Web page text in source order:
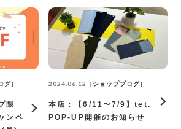
グ
限
ンペ
2024.06.12 ショップブログ
本店：【6/11〜7/9】tet.
POP-UP開催のお知らせ